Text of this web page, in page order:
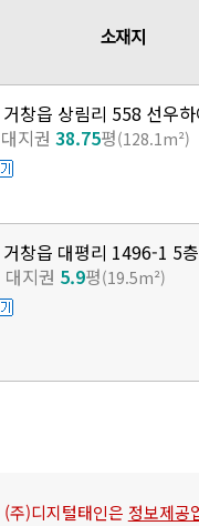
소재지
창읍 상림리 558 선우
대지권 38.75평(128.1m²)
창읍 대평리 1496-1 5
대지권 5.9평(19.5m²)
주)디지털태인은 정보제공